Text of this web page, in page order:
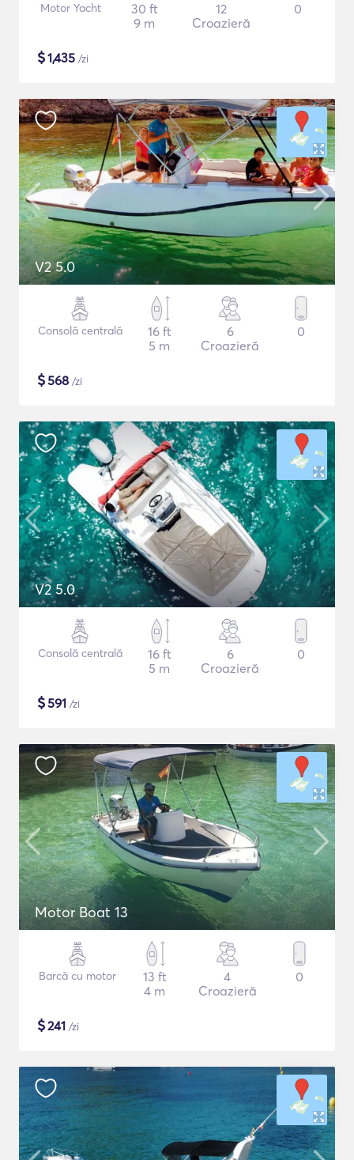
Motor Yacht
30 ft
9 m
12
Croazieră
0
$1,435 /zi
V2 5.0
Consolă centrală
16 ft
5 m
6
Croazieră
0
$568 /zi
V2 5.0
Consolă centrală
16 ft
5 m
6
Croazieră
0
$591 /zi
Motor Boat 13
Barcă cu motor
13 ft
4 m
4
Croazieră
0
$241 /zi